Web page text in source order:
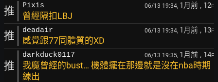
推 Pixis 06/13 19:34, 1月前 , 12F
曾經隔扣LBJ
推 deadair 06/13 19:34, 1月前 , 13F
感覺跟77同體質的XD
推
darkduck0117 06/13 19:35, 1月前 , 14F
我魔曾經的bust… 機體擺在那邊就是沒在nba時期
練出